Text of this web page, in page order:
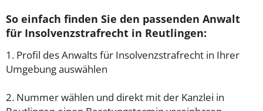
So einfach finden Sie den passenden Anwalt
für Insolvenzstrafrecht in Reutlingen:
1. Profil des Anwalts für Insolvenzstrafrecht in Ihrer
Umgebung auswählen
2. Nummer wählen und direkt mit der Kanzlei in